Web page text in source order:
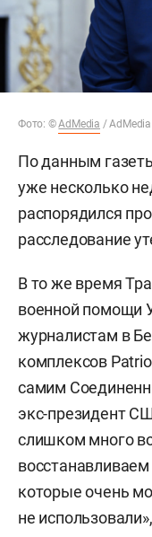
Фото: ©AdMedia /
По данным
уже несколько
распорядился
расследование
В то же время
военной помощи
журналистам в
комплексов
самим
экс-президент
слишком много
которые очень
не